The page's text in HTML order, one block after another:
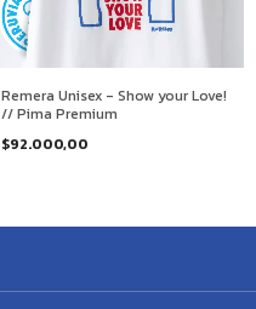
Remera Unisex - Show your Love!
// Pima Premium
$92.000,00